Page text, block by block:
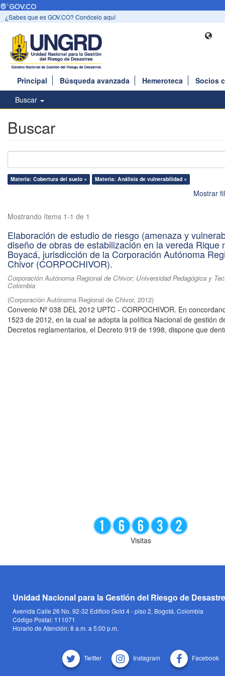
¿Sabes que es GOV.CO? Conócelo aquí
Principal Búsqueda avanzada Hemeroteca
Socios
Buscar
Buscar
Materia: Cobertura del suelo × Materia: Análisis de vulnerabilidad ×
Mostrar
Mostrando ítems 1-1 de 1
Elaboración de estudio de riesgo (amenaza y
diseño de obras de estabilización en la vereda Rique
Boyacá, jurisdicción de la Corporación Autónoma
Chivor (CORPOCHIVOR).
Corporación Autónoma Regional de Chivor; Universidad Pedagógica y
Colombia
(Corporación Autónoma Regional de Chivor, 2012)
Convenio Nº 038 DEL 2012 UPTC - CORPOCHIVOR. En
1523 de 2012, en la cual se adopta la política Nacional de gestión
Decretos reglamentarios, el Decreto 919 de 1998, dispone que
Visitas
Unidad Nacional para la Gestión del Riesgo de
Avenida Calle 26 No. 92-32 Edificio Gold 4 - piso 2, Bogotá, Colombia
Código Postal: 111071
Horario de Atención: 8 a.m. a 5:00 p.m.
Twitter Instagram Facebook